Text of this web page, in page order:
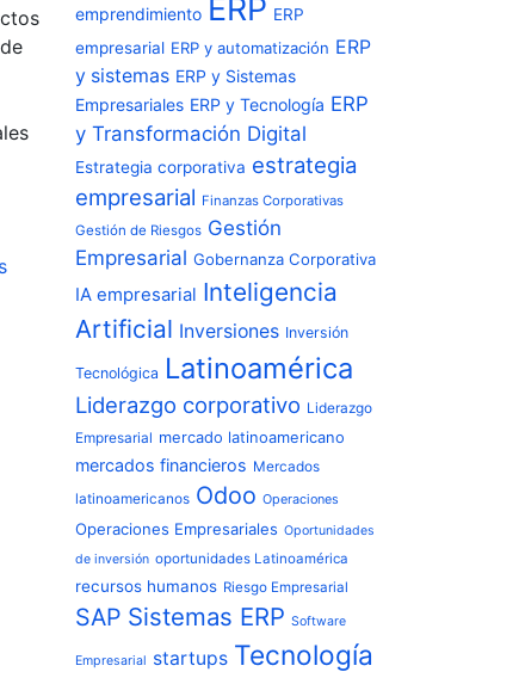
emprendimiento ERP ERP
empresarial ERP y automatización ERP
y sistemas ERP y Sistemas
Empresariales ERP y Tecnología ERP
y Transformación Digital
Estrategia corporativa estrategia
empresarial Finanzas Corporativas
Gestión de Riesgos Gestión
Empresarial Gobernanza Corporativa
IA empresarial Inteligencia
Artificial Inversiones Inversión
Tecnológica Latinoamérica
Liderazgo corporativo Liderazgo
Empresarial mercado latinoamericano
mercados financieros Mercados
latinoamericanos Odoo Operaciones
Operaciones Empresariales Oportunidades
de inversión oportunidades Latinoamérica
recursos humanos Riesgo Empresarial
SAP Sistemas ERP Software
Empresarial startups Tecnología